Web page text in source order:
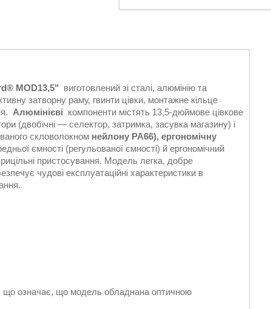
MOD13,5" виготовлений зі сталі, алюмінію та
затворну раму, гвинти цівки, монтажне кільце
Алюмінієві компоненти містять 13,5-дюймове цівкове
(двобічні — селектор, затримка, засувка магазину) і
скловолокном нейлону PA66), ергономічну
ємності (регульованої ємності) й ергономічний
пристосування. Модель легка, добре
чудові експлуатаційні характеристики в
що означає, що модель обладнана оптичною